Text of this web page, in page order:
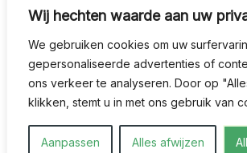
Wij hechten waarde aan uw
We gebruiken cookies om uw
gepersonaliseerde advertenties of
ons verkeer te analyseren. Door op
klikken, stemt u in met ons gebruik van
Aanpassen Alles afwijzen
beoogde toepassing, zowel vóór als tijdens het
Op al onze overeenkomsten zijn onze algemene
toepassing. Deze kunnen op verzoek digitaal
tevens beschikbaar via onze facturatie.
Belgisch recht.